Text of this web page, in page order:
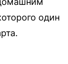
один